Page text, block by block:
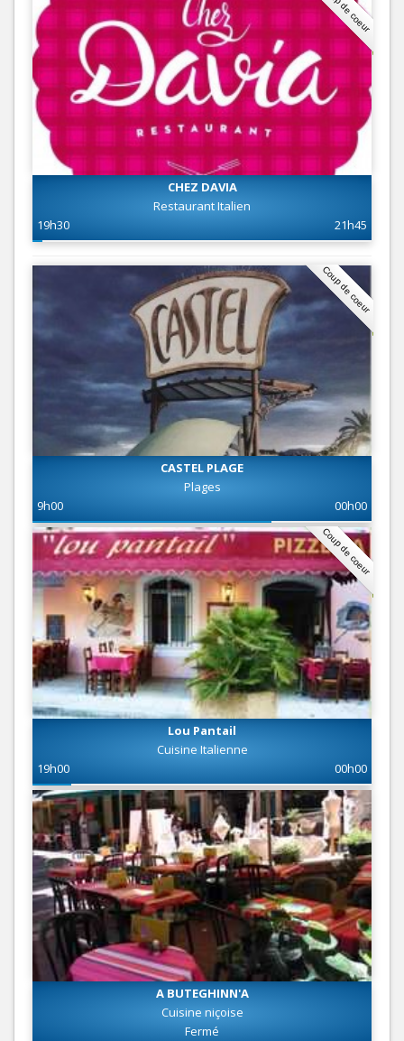
CHEZ DAVIA
Restaurant Italien
19h30
21h45
Coup de coeur
CASTEL PLAGE
Plages
9h00
00h00
Coup de coeur
Lou Pantail
Cuisine Italienne
19h00
00h00
A BUTEGHINN'A
Cuisine niçoise
Fermé